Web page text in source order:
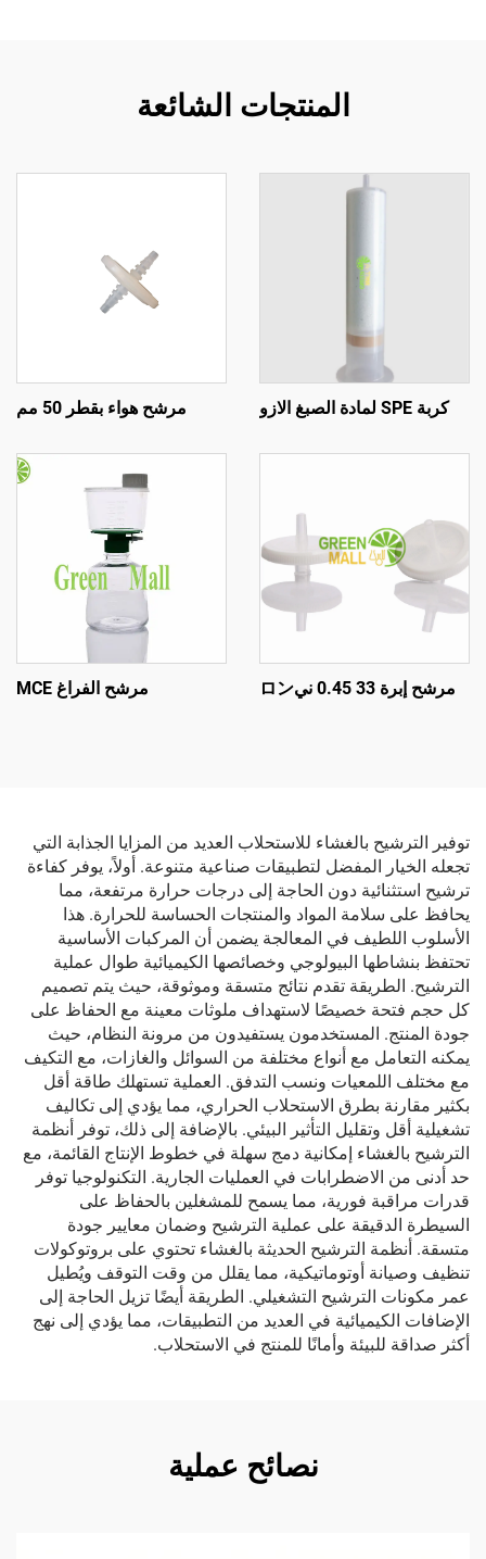
المنتجات الشائعة
كربة SPE لمادة الصبغ الازو مرشح هواء بقطر 50 مم
مرشح إبرة 33 0.45 نيロン مرشح الفراغ MCE
توفير الترشيح بالغشاء للاستحلاب العديد من المزايا الجذابة التي
تجعله الخيار المفضل لتطبيقات صناعية متنوعة. أولاً، يوفر كفاءة
ترشيح استثنائية دون الحاجة إلى درجات حرارة مرتفعة، مما
يحافظ على سلامة المواد والمنتجات الحساسة للحرارة. هذا
الأسلوب اللطيف في المعالجة يضمن أن المركبات الأساسية
تحتفظ بنشاطها البيولوجي وخصائصها الكيميائية طوال عملية
الترشيح. الطريقة تقدم نتائج متسقة وموثوقة، حيث يتم تصميم
كل حجم فتحة خصيصًا لاستهداف ملوثات معينة مع الحفاظ على
جودة المنتج. المستخدمون يستفيدون من مرونة النظام، حيث
يمكنه التعامل مع أنواع مختلفة من السوائل والغازات، مع التكيف
مع مختلف اللمعيات ونسب التدفق. العملية تستهلك طاقة أقل
بكثير مقارنة بطرق الاستحلاب الحراري، مما يؤدي إلى تكاليف
تشغيلية أقل وتقليل التأثير البيئي. بالإضافة إلى ذلك، توفر أنظمة
الترشيح بالغشاء إمكانية دمج سهلة في خطوط الإنتاج القائمة، مع
حد أدنى من الاضطرابات في العمليات الجارية. التكنولوجيا توفر
قدرات مراقبة فورية، مما يسمح للمشغلين بالحفاظ على
السيطرة الدقيقة على عملية الترشيح وضمان معايير جودة
متسقة. أنظمة الترشيح الحديثة بالغشاء تحتوي على بروتوكولات
تنظيف وصيانة أوتوماتيكية، مما يقلل من وقت التوقف ويُطيل
عمر مكونات الترشيح التشغيلي. الطريقة أيضًا تزيل الحاجة إلى
الإضافات الكيميائية في العديد من التطبيقات، مما يؤدي إلى نهج
أكثر صداقة للبيئة وأمانًا للمنتج في الاستحلاب.
نصائح عملية